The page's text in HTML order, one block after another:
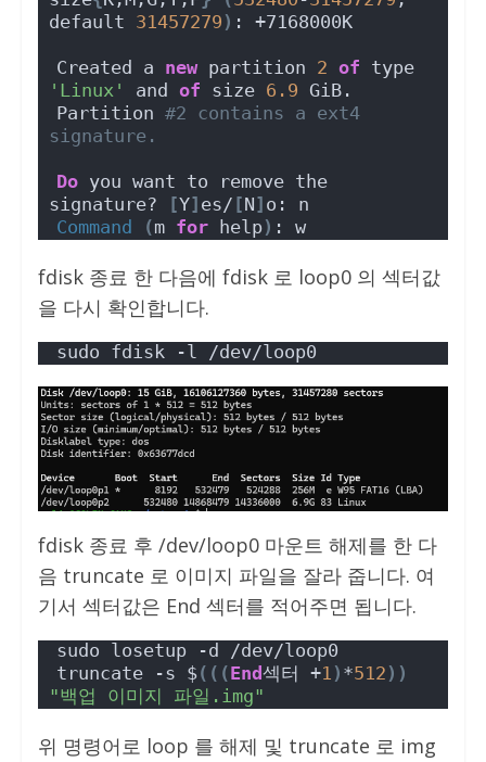
default 31457279 ) : +7168000K
Created a new partition 2 of
type
'Linux'
and of size 6.9 GiB.
Partition #2 contains a ext4
signature.
Do you want to remove the
signature?
[Y] es/ [N] o: n
Command
(m for help) : w
fdisk 종료 한 다음에 fdisk 로 loop0 의 섹터값
을 다시 확인합니다.
sudo fdisk -l /dev/loop0
fdisk 종료 후 /dev/loop0 마운트 해제를 한 다
음 truncate 로 이미지 파일을 잘라 줍니다. 여
기서 섹터값은 End 섹터를 적어주면 됩니다.
sudo losetup -d /dev/loop0
truncate -s $(((End섹터 +1 ) *512 ))
"백업 이미지 파일.img"
위 명령어로 loop 를 해제 및 truncate 로 img